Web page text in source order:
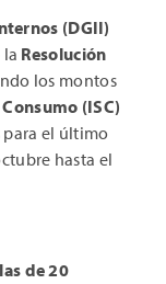
(DGII)
Resolución
los montos
(ISC)
para el último
hasta el
de 20